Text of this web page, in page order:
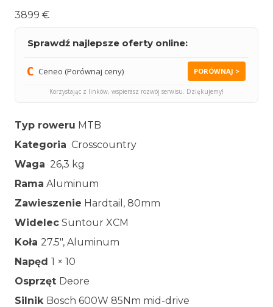
3899 €
Sprawdź najlepsze oferty online:
Ceneo (Porównaj ceny) PORÓWNAJ >
Korzystając z linków, wspierasz rozwój serwisu. Dziękujemy!
Typ roweru MTB
Kategoria Crosscountry
Waga 26,3 kg
Rama Aluminum
Zawieszenie Hardtail, 80mm
Widelec Suntour XCM
Koła 27.5″, Aluminum
Napęd 1 × 10
Osprzęt Deore
Silnik Bosch 600W 85Nm mid-drive